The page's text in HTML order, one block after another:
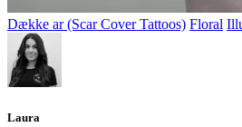
Dække ar (Scar Cover Tattoos) Floral
Laura